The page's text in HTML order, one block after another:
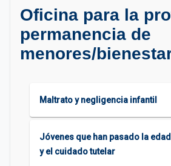
Oficina para la
permanencia de
menores/
Maltrato y negligencia infantil
Jóvenes que han pasado la
y el cuidado tutelar